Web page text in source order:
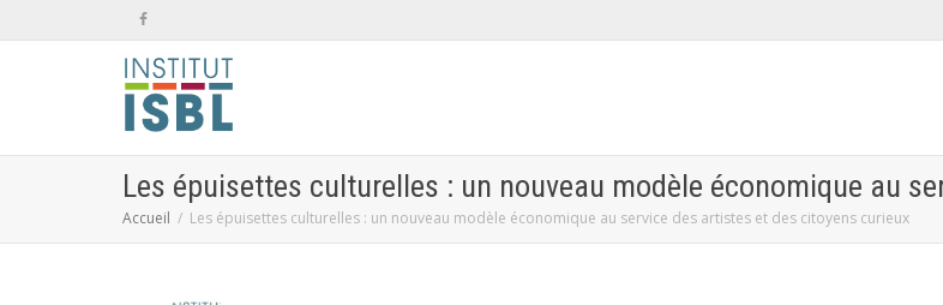
Les épuisettes culturelles : un nouveau modèle économique au
Accueil Les épuisettes culturelles : un nouveau modèle économique au service des artistes et des citoyens curieux